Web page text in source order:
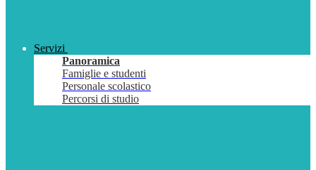
Servizi
Panoramica
Famiglie e studenti
Personale scolastico
Percorsi di studio